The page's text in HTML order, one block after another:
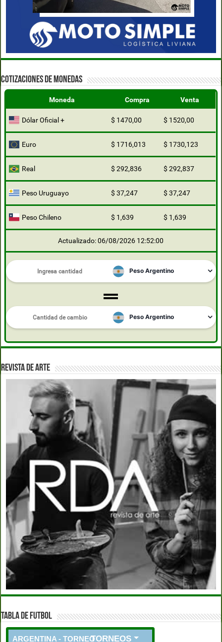
COTIZACIONES DE MONEDAS
Moneda Compra Venta
Dólar Oficial + $ 1470,00 $ 1520,00
Euro $ 1716,013 $ 1730,123
Real $ 292,836 $ 292,837
Peso Uruguayo $ 37,247 $ 37,247
Peso Chileno $ 1,639 $ 1,639
Actualizado: 06/08/2026 12:52:00
REVISTA DE ARTE
TABLA DE FUTBOL